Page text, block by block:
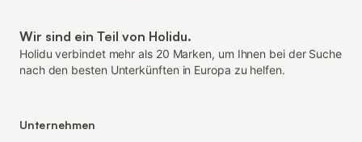
Wir sind ein Teil von Holidu.
Holidu verbindet mehr als 20 Marken, um Ihnen bei der Suche
nach den besten Unterkünften in Europa zu helfen.
Unternehmen